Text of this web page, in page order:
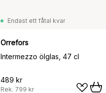
Endast ett fåtal kvar
Orrefors
Intermezzo ölglas, 47 cl
489 kr
Rek. 799 kr